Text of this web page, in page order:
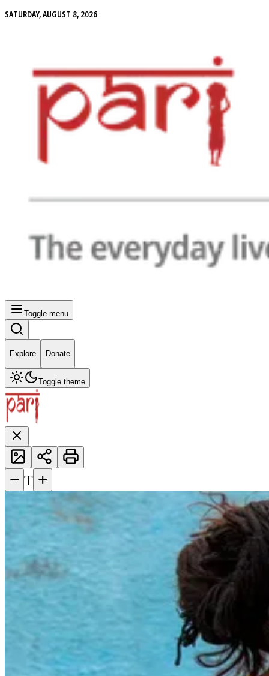
SATURDAY, AUGUST 8, 2026
Toggle menu
Explore Donate
Toggle theme
− T +